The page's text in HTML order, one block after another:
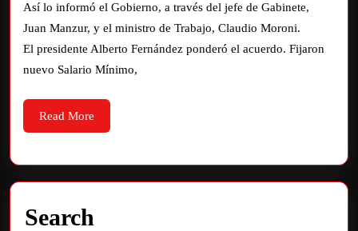
Así lo informó el Gobierno, a través del jefe de Gabinete,
Juan Manzur, y el ministro de Trabajo, Claudio Moroni.
El presidente Alberto Fernández ponderó el acuerdo. Fijaron
nuevo Salario Mínimo,
Read More
Search